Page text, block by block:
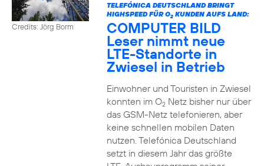
Credits: Jörg Borm
TELEFÓNICA DEUTSCHLAND BRINGT
HIGHSPEED FÜR O2KUNDEN AUFS LAND:
COMPUTER BILD
Leser nimmt neue
LTE-Standorte in
Zwiesel in Betrieb
Einwohner und Touristen in Zwiesel
konnten im O2Netz bisher nur über
das GSM-Netz telefonieren, aber
keine schnellen mobilen Daten
nutzen. Telefónica Deutschland
setzt in diesem Jahr das größte